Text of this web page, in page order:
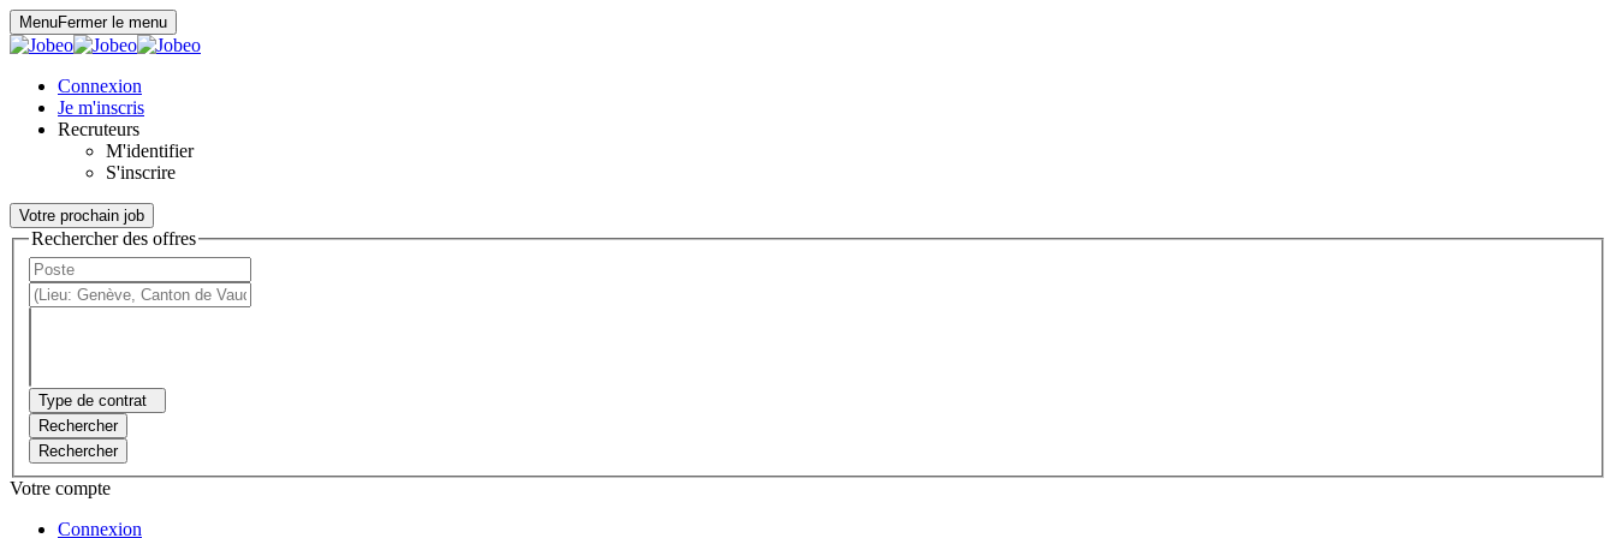
MenuFermer le menu
Connexion
Je m'inscris
Recruteurs
M'identifier
S'inscrire
Votre prochain job
Rechercher des offres
Type de contrat
Rechercher
Rechercher
Votre compte
Connexion
Panneau de gestion des cookies